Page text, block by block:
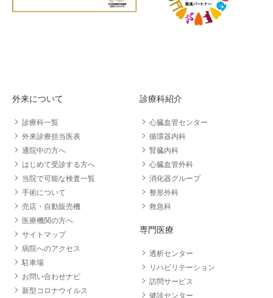
外来について
診療科一覧
外来診療担当医表
通院中の方へ
はじめて受診する方へ
当院で可能な検査一覧
手術について
売店・自動販売機
医療機関の方へ
サイトマップ
病院へのアクセス
駐車場
お問い合わせナビ
新型コロナウイルス
診療科紹介
心臓血管センター
循環器内科
腎臓内科
心臓血管外科
消化器グループ
整形外科
救急科
専門医療
透析センター
リハビリテーション
訪問サービス
健診センター